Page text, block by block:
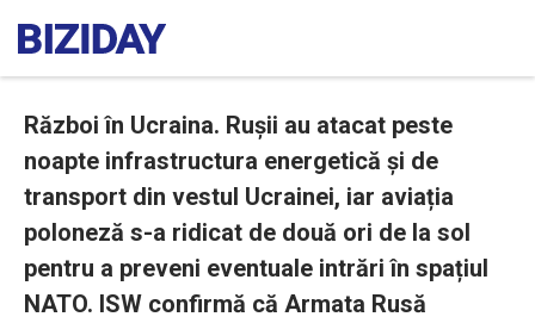
Război în Ucraina. Rușii au atacat peste
noapte infrastructura energetică și de
transport din vestul Ucrainei, iar aviația
poloneză s-a ridicat de două ori de la sol
pentru a preveni eventuale intrări în spațiul
NATO. ISW confirmă că Armata Rusă